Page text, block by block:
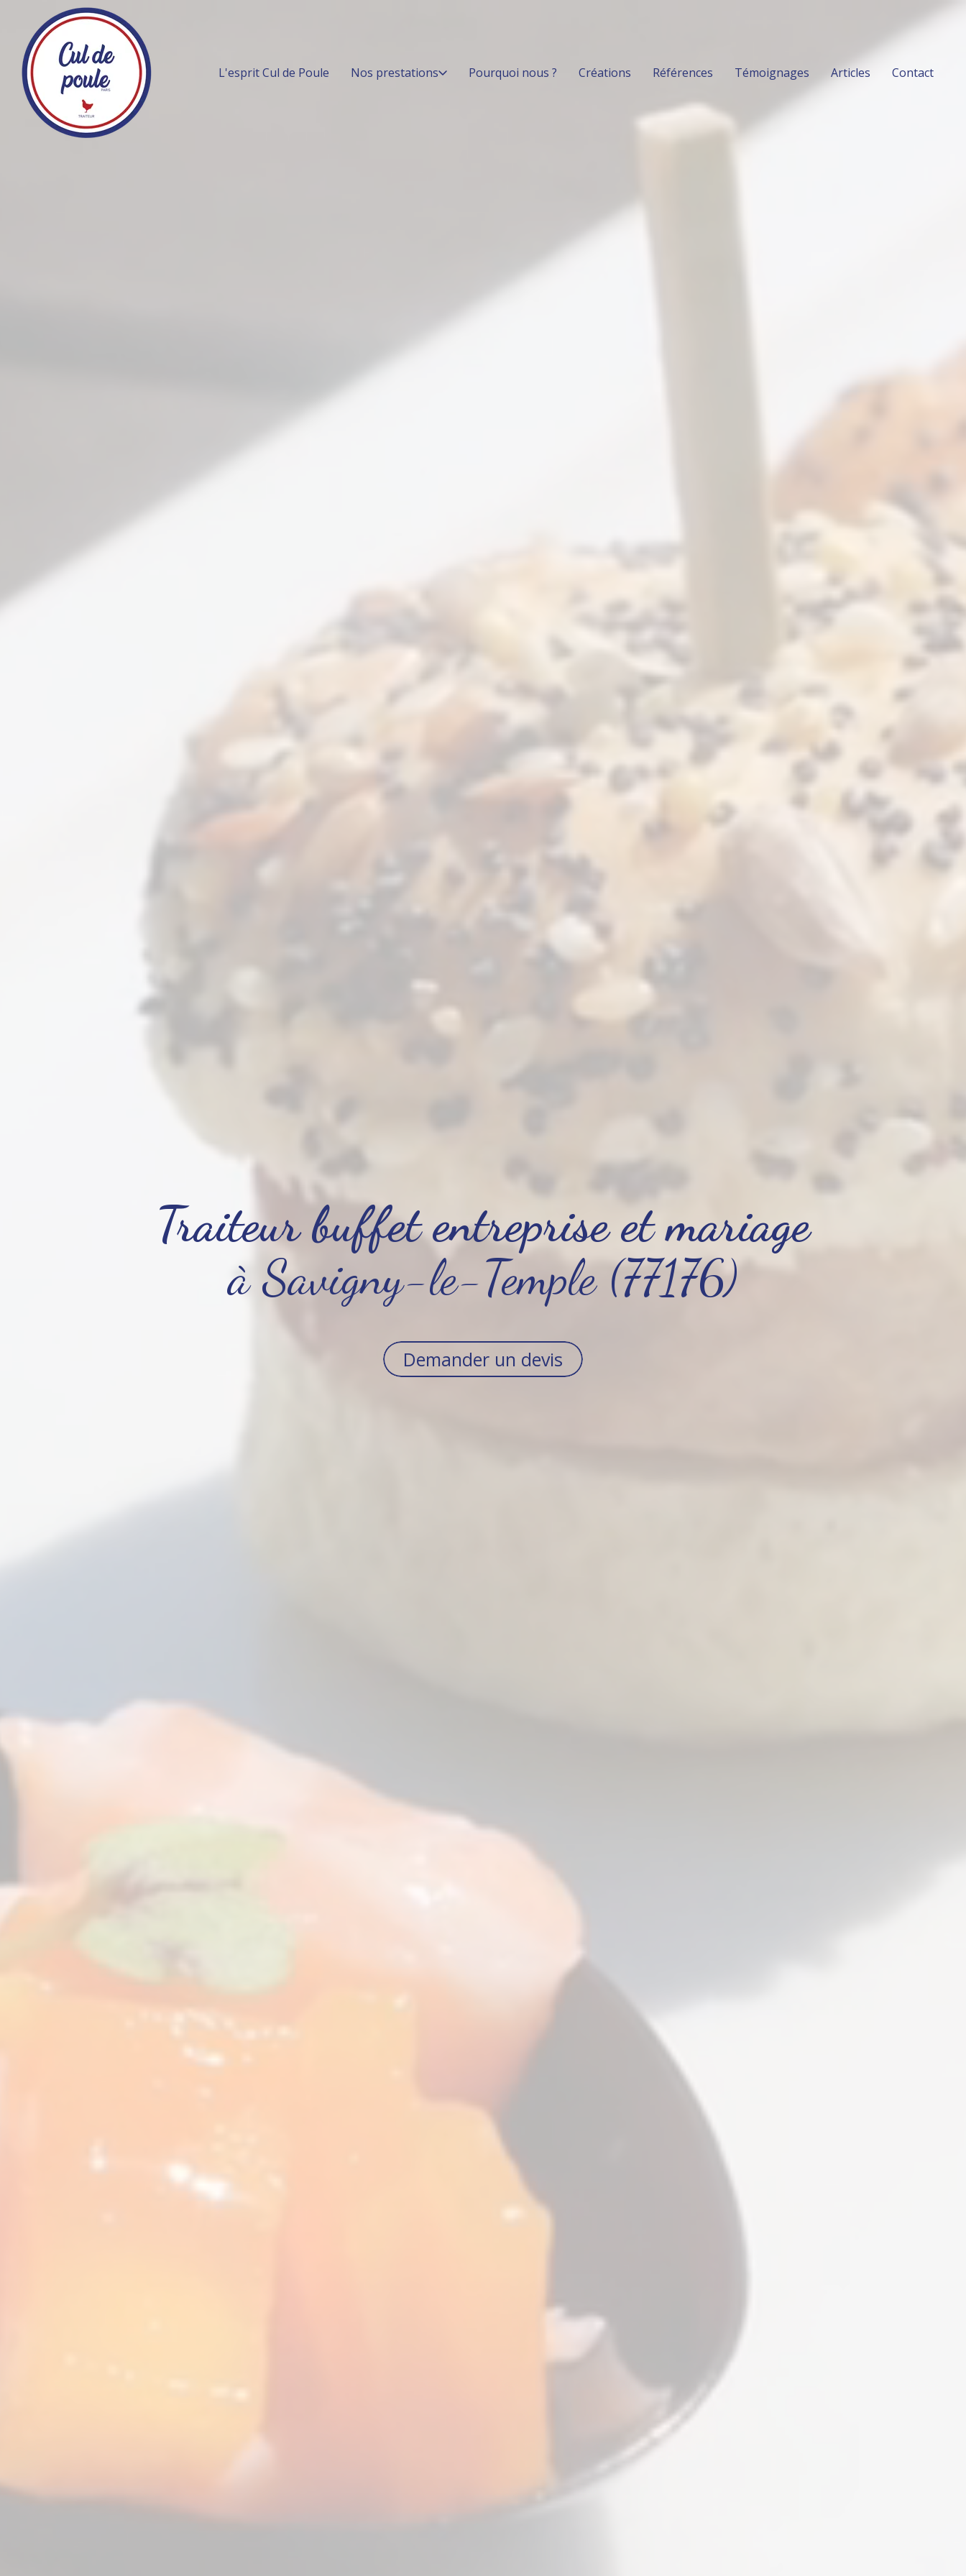
L'esprit Cul de Poule Nos prestations Pourquoi nous ? Créations Références Témoignages Articles Contact
Traiteur buffet entreprise et mariage
à Savigny-le-Temple (77176)
Demander un devis